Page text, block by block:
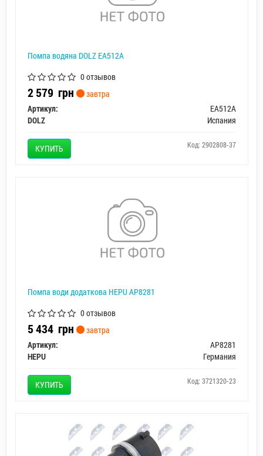
Помпа водяна DOLZ EA512A
0 отзывов
2 579 грн
завтра
Артикул:
EA512A
DOLZ
Испания
КУПИТЬ Код: 2902808-37
Помпа води додаткова HEPU AP8281
0 отзывов
5 434 грн
завтра
Артикул:
AP8281
HEPU
Германия
КУПИТЬ Код: 3721320-23